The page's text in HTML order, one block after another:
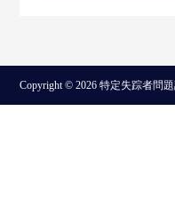
Copyright © 2026 特定失踪者問題